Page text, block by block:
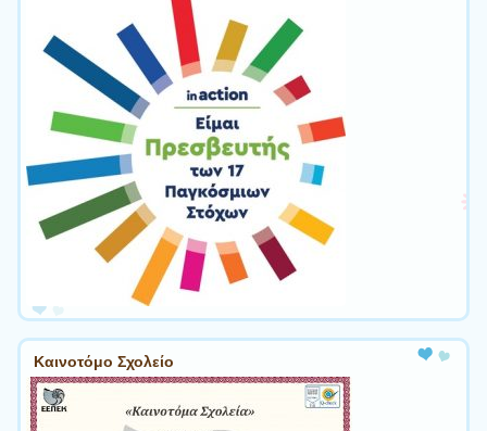
Καινοτόμο Σχολείο